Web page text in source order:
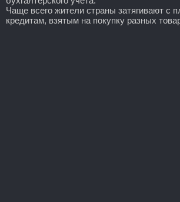
Чаще всего жители страны затягивают с
кредитам, взятым на покупку разных